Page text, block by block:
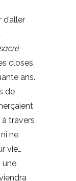
closes,
ans.
de
travers
ne
vie…
une